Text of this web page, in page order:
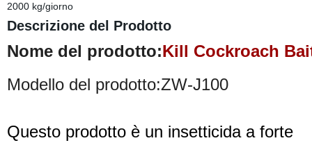
2000 kg/giorno
Descrizione del Prodotto
Nome del prodotto:Kill Cockroach
Modello del prodotto:ZW-J100
Questo prodotto è un insetticida a forte